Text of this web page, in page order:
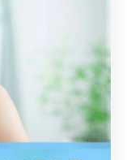
次のページ >
Categories